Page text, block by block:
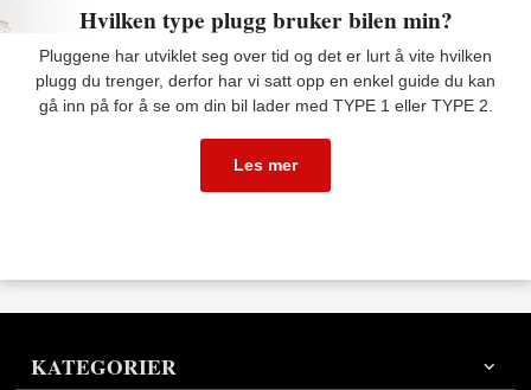
Hvilken type plugg bruker bilen min?
Pluggene har utviklet seg over tid og det er lurt å vite hvilken
plugg du trenger, derfor har vi satt opp en enkel guide du kan
gå inn på for å se om din bil lader med TYPE 1 eller TYPE 2.
Les mer
KATEGORIER